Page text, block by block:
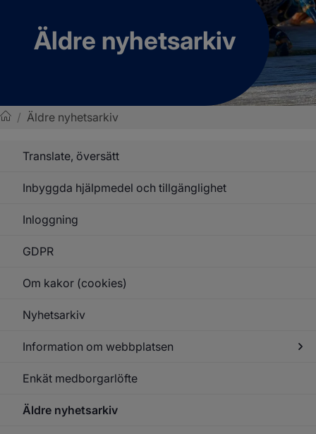
Äldre nyhetsarkiv
/ Äldre nyhetsarkiv
Translate, översätt
Inbyggda hjälpmedel och tillgänglighet
Inloggning
GDPR
Om kakor (cookies)
Nyhetsarkiv
Information om webbplatsen
Enkät medborgarlöfte
Äldre nyhetsarkiv